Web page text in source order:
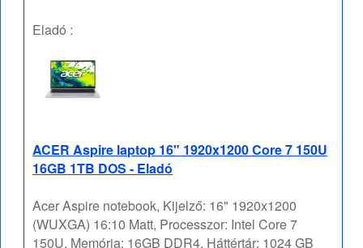
Eladó :
ACER Aspire laptop 16" 1920x1200 Core 7 150U
16GB 1TB DOS - Eladó
Acer Aspire notebook, Kijelző: 16" 1920x1200
(WUXGA) 16:10 Matt, Processzor: Intel Core 7
150U, Memória: 16GB DDR4, Háttértár: 1024 GB